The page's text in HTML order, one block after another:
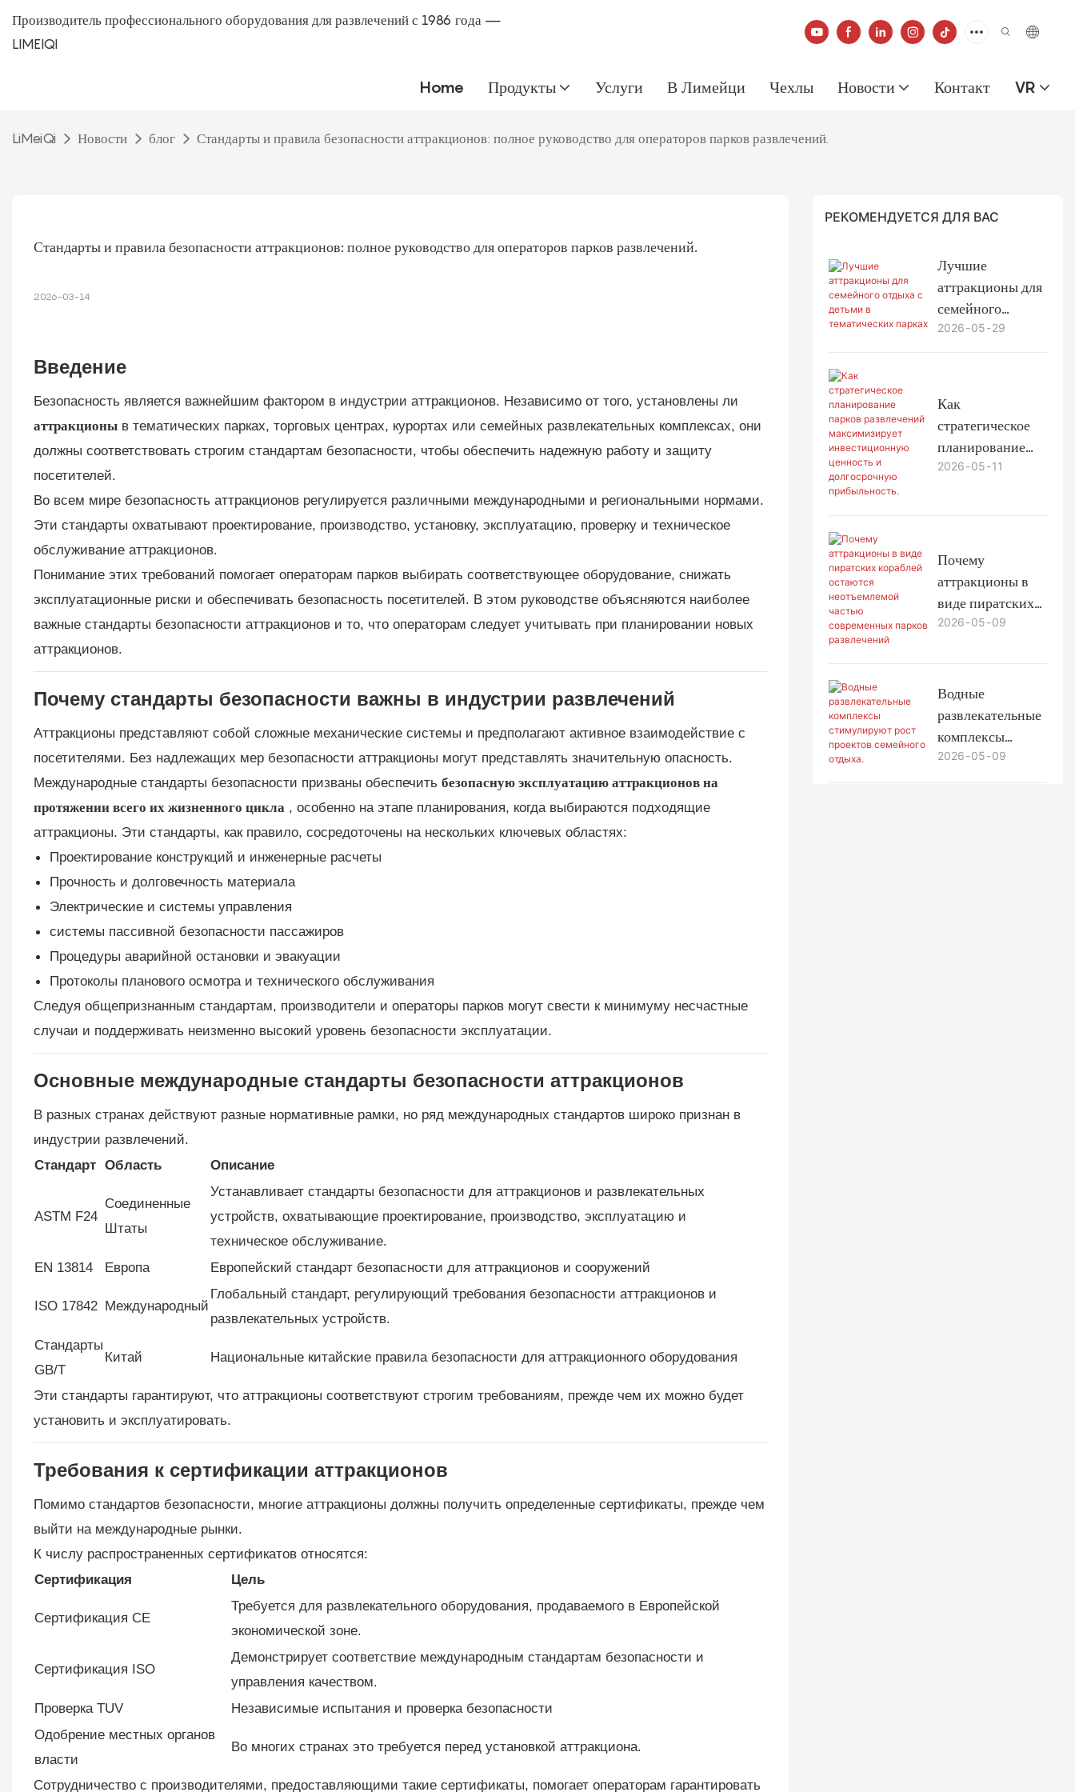
Производитель профессионального оборудования для развлечений с 1986 года —
LIMEIQI
Home Продукты Услуги В Лимейци Чехлы Новости Контакт VR
LiMeiQi Новости блог Стандарты и правила безопасности аттракционов: полное руководство для операторов парков развлечений.
Стандарты и правила безопасности аттракционов: полное руководство для операторов парков развлечений.
2026-03-14
Введение
Безопасность является важнейшим фактором в индустрии аттракционов. Независимо от того, установлены ли
аттракционыв тематических парках, торговых центрах, курортах или семейных развлекательных комплексах, они
должны соответствовать строгим стандартам безопасности, чтобы обеспечить надежную работу и защиту
посетителей.
Во всем мире безопасность аттракционов регулируется различными международными и региональными нормами.
Эти стандарты охватывают проектирование, производство, установку, эксплуатацию, проверку и техническое
обслуживание аттракционов.
Понимание этих требований помогает операторам парков выбирать соответствующее оборудование, снижать
эксплуатационные риски и обеспечивать безопасность посетителей. В этом руководстве объясняются наиболее
важные стандарты безопасности аттракционов и то, что операторам следует учитывать при планировании новых
аттракционов.
Почему стандарты безопасности важны в индустрии развлечений
Аттракционы представляют собой сложные механические системы и предполагают активное взаимодействие с
посетителями. Без надлежащих мер безопасности аттракционы могут представлять значительную опасность.
Международные стандарты безопасности призваны обеспечить безопасную эксплуатацию аттракционов на
протяжении всего их жизненного цикла , особенно на этапе планирования, когда выбираются подходящие
аттракционы. Эти стандарты, как правило, сосредоточены на нескольких ключевых областях:
Проектирование конструкций и инженерные расчеты
Прочность и долговечность материала
Электрические и системы управления
системы пассивной безопасности пассажиров
Процедуры аварийной остановки и эвакуации
Протоколы планового осмотра и технического обслуживания
Следуя общепризнанным стандартам, производители и операторы парков могут свести к минимуму несчастные
случаи и поддерживать неизменно высокий уровень безопасности эксплуатации.
Основные международные стандарты безопасности аттракционов
В разных странах действуют разные нормативные рамки, но ряд международных стандартов широко признан в
индустрии развлечений.
Стандарт Область Описание
ASTM F24
Соединенные
Штаты
Устанавливает стандарты безопасности для аттракционов и развлекательных
устройств, охватывающие проектирование, производство, эксплуатацию и
техническое обслуживание.
EN 13814
Европа Европейский стандарт безопасности для аттракционов и сооружений
ISO 17842 Международный
Глобальный стандарт, регулирующий требования безопасности аттракционов и
развлекательных устройств.
Стандарты
GB/T
Китай Национальные китайские правила безопасности для аттракционного оборудования
Эти стандарты гарантируют, что аттракционы соответствуют строгим требованиям, прежде чем их можно будет
установить и эксплуатировать.
Требования к сертификации аттракционов
Помимо стандартов безопасности, многие аттракционы должны получить определенные сертификаты, прежде чем
выйти на международные рынки.
К числу распространенных сертификатов относятся:
Сертификация
Цель
Сертификация CE
Требуется для развлекательного оборудования, продаваемого в Европейской
экономической зоне.
Сертификация ISO
Демонстрирует соответствие международным стандартам безопасности и
управления качеством.
Проверка TUV
Независимые испытания и проверка безопасности
Одобрение местных органов
власти
Во многих странах это требуется перед установкой аттракциона.
Сотрудничество с производителями, предоставляющими такие сертификаты, помогает операторам гарантировать
РЕКОМЕНДУЕТСЯ ДЛЯ ВАС
Лучшие
аттракционы для
семейного
отдыха с детьми
2026 05 29
Как
стратегическое
планирование
парков
ценность и
долгосрочную
прибыльность.
2026 05 11
Почему
аттракционы в
виде пиратских
кораблей
частью
современных
парков
развлечений
2026 05 09
Водные
развлекательные
комплексы
стимулируют
2026 05 09